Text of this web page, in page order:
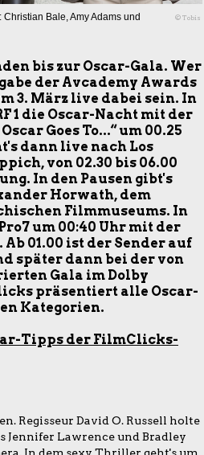
Bale, Amy Adams und
© Tobis
bis zur Oscar-Gala. Wer
der Avcademy Awards
3. März live dabei sein. In
1 die Oscar-Nacht mit der
Goes To...“ um 00.25
dann live nach Los
von 02.30 bis 06.00
In den Pausen gibt's
Horwath, dem
Filmmuseums. In
um 00:40 Uhr mit der
01.00 ist der Sender auf
später dann bei der von
Gala im Dolby
präsentiert alle Oscar-
Kategorien.
Tipps der FilmClicks-
Regisseur David O. Russell holte
Jennifer Lawrence und Bradley